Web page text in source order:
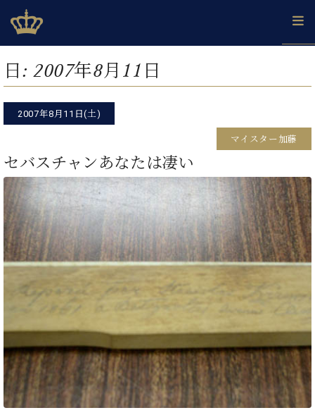
to
content
ベヒシュタインジャパン公式サイト
BECHSTEIN JAPAN Official Site
タ
ロ
グ
ベ
ヒ
ュ
タ
ン
サ
ー
ト /
C.
ベ
ヒ
シ
ュ
イ
ン
示
ピ
ア
技
術
ベ
ヒ
シ
イ
ン
の
ラ
ン
ド
作
る
こ
ヒ
シ
ュ
イ
ン
ド
イ
ツ
器
ベ
ヒ
ュ
タ
イ
ド
ヒ
メ
ル
マ
員
登
録
案
内
の
お
シ
イ
ン
で、
演
奏
し
た
い！
い！
録
音
し
た
い！
企
業
情
採
用
情
報
ベ
ヒ
イ
ン・
サ
ロ
ン
会
日: 2007年8月11日
2007年8月11日(土)
マイスター加藤
セバスチャンあなたは凄い